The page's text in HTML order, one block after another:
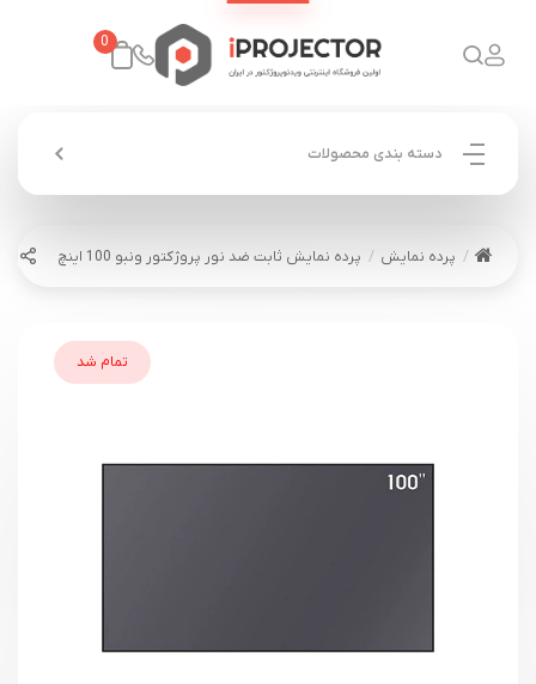
0
دسته بندی محصولات
پرده نمایش پرده نمایش ثابت ضد نور پروژکتور ونبو 100 اینچ
تمام شد